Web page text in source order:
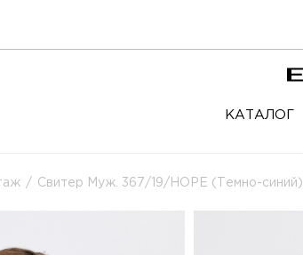
КАТАЛОГ
/ Свитер Муж. 367/19/HOPE (Темно-синий)